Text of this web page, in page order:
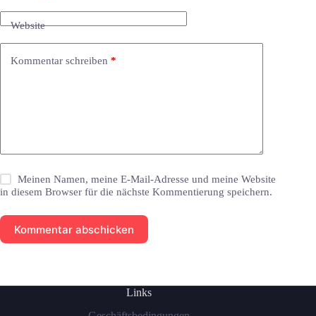
Website
Kommentar schreiben *
Meinen Namen, meine E-Mail-Adresse und meine Website
in diesem Browser für die nächste Kommentierung speichern.
Kommentar abschicken
Links